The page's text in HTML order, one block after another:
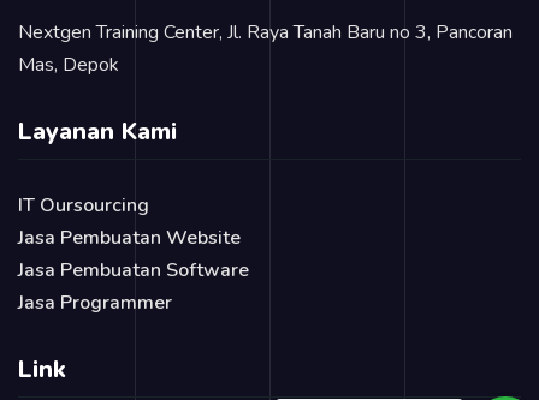
Nextgen Training Center, Jl. Raya Tanah Baru no 3, Pancoran
Mas, Depok
Layanan Kami
IT Oursourcing
Jasa Pembuatan Website
Jasa Pembuatan Software
Jasa Programmer
Link